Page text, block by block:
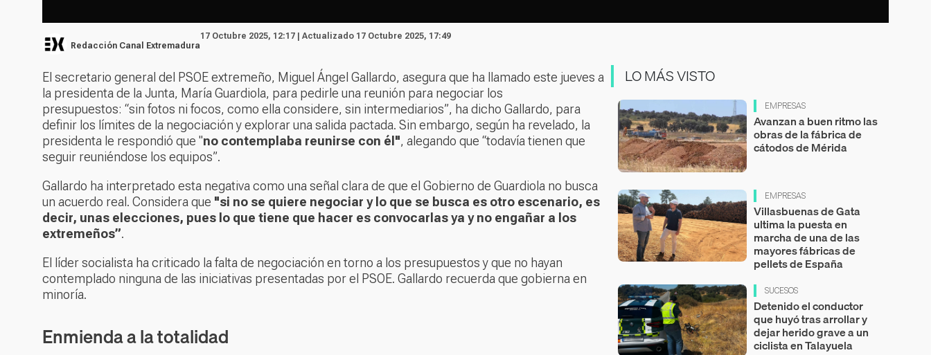
Redacción Canal Extremadura
17 Octubre 2025, 12:17 | Actualizado 17 Octubre 2025, 17:49
El secretario general del PSOE extremeño, Miguel Ángel Gallardo, asegura que ha llamado este jueves a
la presidenta de la Junta, María Guardiola, para pedirle una reunión para negociar los
presupuestos: “sin fotos ni focos, como ella considere, sin intermediarios”, ha dicho Gallardo, para
definir los límites de la negociación y explorar una salida pactada. Sin embargo, según ha revelado, la
presidenta le respondió que "no contemplaba reunirse con él", alegando que “todavía tienen que
seguir reuniéndose los equipos”.
Gallardo ha interpretado esta negativa como una señal clara de que el Gobierno de Guardiola no busca
un acuerdo real. Considera que "si no se quiere negociar y lo que se busca es otro escenario, es
decir, unas elecciones, pues lo que tiene que hacer es convocarlas ya y no engañar a los
extremeños”.
El líder socialista ha criticado la falta de negociación en torno a los presupuestos y que no hayan
contemplado ninguna de las iniciativas presentadas por el PSOE. Gallardo recuerda que gobierna en
minoría.
Enmienda a la totalidad
LO MÁS VISTO
EMPRESAS
Avanzan a buen ritmo las
obras de la fábrica de
cátodos de Mérida
EMPRESAS
Villasbuenas de Gata
ultima la puesta en
marcha de una de las
mayores fábricas de
pellets de España
SUCESOS
Detenido el conductor
que huyó tras arrollar y
dejar herido grave a un
ciclista en Talayuela